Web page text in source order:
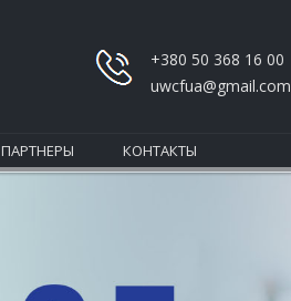
+380 50 368 16 00
uwcfua@gmail.com
ПАРТНЕРЫ КОНТАКТЫ